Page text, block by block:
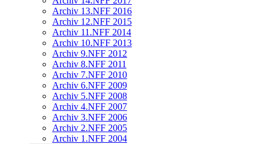
Archiv 13.NFF 2016
Archiv 12.NFF 2015
Archiv 11.NFF 2014
Archiv 10.NFF 2013
Archiv 9.NFF 2012
Archiv 8.NFF 2011
Archiv 7.NFF 2010
Archiv 6.NFF 2009
Archiv 5.NFF 2008
Archiv 4.NFF 2007
Archiv 3.NFF 2006
Archiv 2.NFF 2005
Archiv 1.NFF 2004